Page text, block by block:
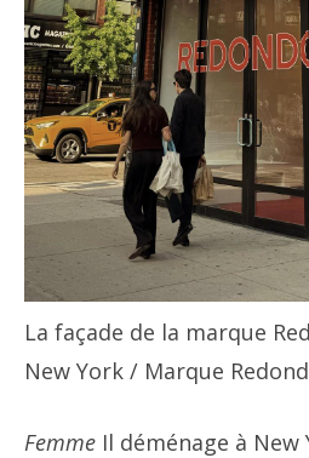
La façade de la marque
New York / Marque
Femme Il déménage à